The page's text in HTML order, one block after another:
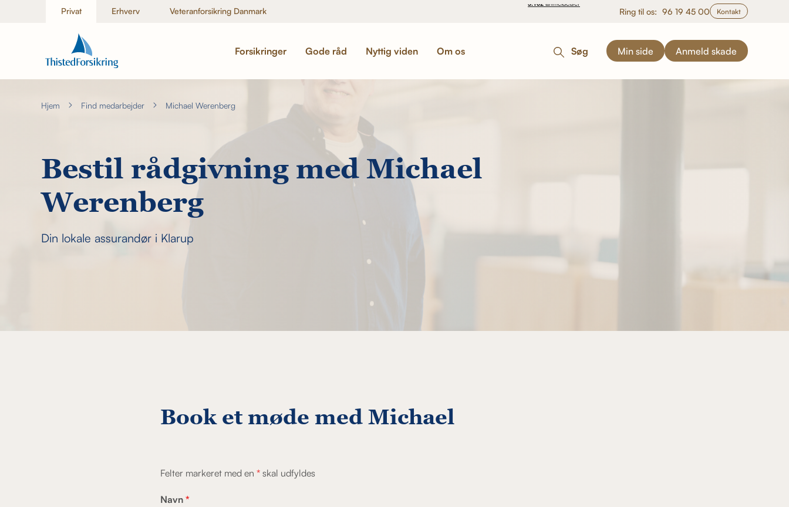
Privat Erhverv Veteranforsikring Danmark Ring til os: 96 19 45 00 Kontakt
Forsikringer Gode råd Nyttig viden Om os Søg Min side Anmeld skade
Hjem Find medarbejder Michael Werenberg
Bestil rådgivning med Michael
Werenberg
Din lokale assurandør i Klarup
Book et møde med Michael
Felter markeret med en* skal udfyldes
Navn*